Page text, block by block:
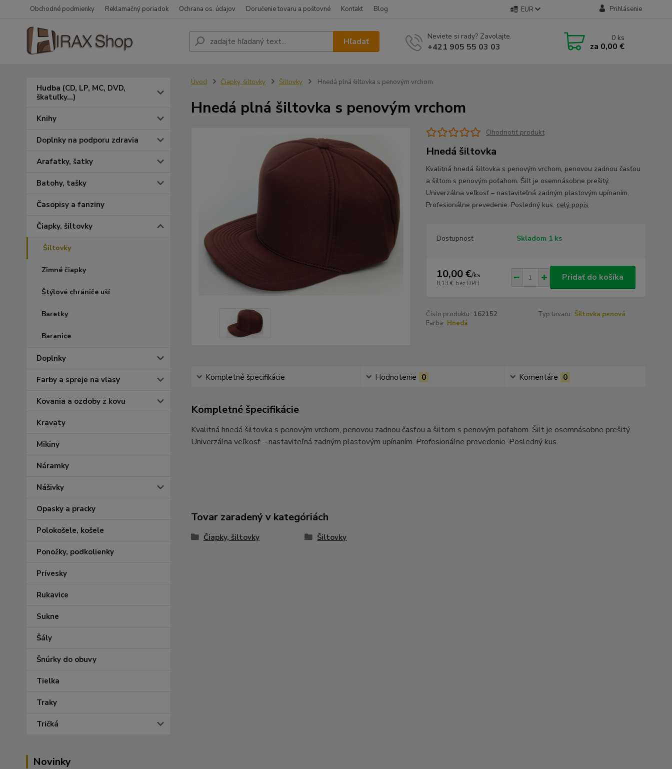
Obchodné podmienky Reklamačný poriadok Ochrana os. údajov Doručenie tovaru a poštovné Kontakt Blog EUR Prihlásenie
Hľadať Neviete si rady? Zavolajte.
+421 905 55 03 03
0 ks
za 0,00 €
Hudba (CD, LP, MC, DVD,
škatuľky...)
Knihy
Doplnky na podporu zdravia
Arafatky, šatky
Batohy, tašky
Časopisy a fanziny
Čiapky, šiltovky
Šiltovky
Zimné čiapky
Štýlové chrániče uší
Baretky
Baranice
Doplnky
Farby a spreje na vlasy
Kovania a ozdoby z kovu
Kravaty
Mikiny
Náramky
Nášivky
Opasky a pracky
Polokošele, košele
Ponožky, podkolienky
Prívesky
Rukavice
Sukne
Šály
Šnúrky do obuvy
Tielka
Traky
Tričká
Novinky
Úvod Čiapky, šiltovky Šiltovky Hnedá plná šiltovka s penovým vrchom
Hnedá plná šiltovka s penovým vrchom
Ohodnotiť produkt
Hnedá šiltovka
Kvalitná hnedá šiltovka s penovým vrchom, penovou zadnou časťou
a šiltom s penovým poťahom. Šilt je osemnásobne prešitý.
Univerzálna veľkosť – nastaviteľná zadným plastovým upínaním.
Profesionálne prevedenie. Posledný kus. celý popis
Dostupnosť Skladom 1 ks
10,00 €/ks
8,13 € bez DPH
Pridať do košíka
Číslo produktu: 162152 Typ tovaru: Šiltovka penová
Farba: Hnedá
Kompletné špecifikácie Hodnotenie 0 Komentáre 0
Kompletné špecifikácie
Kvalitná hnedá šiltovka s penovým vrchom, penovou zadnou časťou a šiltom s penovým poťahom. Šilt je osemnásobne prešitý.
Univerzálna veľkosť – nastaviteľná zadným plastovým upínaním. Profesionálne prevedenie. Posledný kus.
Tovar zaradený v kategóriách
Čiapky, šiltovky Šiltovky